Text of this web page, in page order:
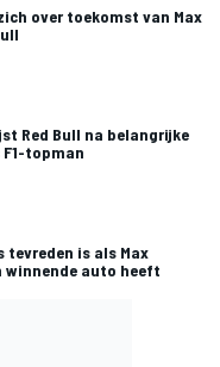
over toekomst van Max
Red Bull na belangrijke
F1-topman
tevreden is als Max
winnende auto heeft